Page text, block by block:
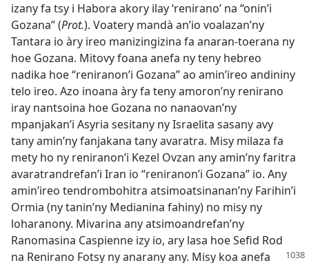
izany fa tsy i Habora akory ilay ‘renirano’ na “onin’i
Gozana” (Prot.). Voatery mandà an’io voalazan’ny
Tantara io àry ireo manizingizina fa anaran-toerana ny
hoe Gozana. Mitovy foana anefa ny teny hebreo
nadika hoe “reniranon’i Gozana” ao amin’ireo andininy
telo ireo. Azo inoana àry fa teny amoron’ny renirano
iray nantsoina hoe Gozana no nanaovan’ny
mpanjakan’i Asyria sesitany ny Israelita sasany avy
tany amin’ny fanjakana tany avaratra. Misy milaza fa
mety ho ny reniranon’i Kezel Ovzan any amin’ny faritra
avaratrandrefan’i Iran io “reniranon’i Gozana” io. Any
amin’ireo tendrombohitra atsimoatsinanan’ny Farihin’i
Ormia (ny tanin’ny Medianina fahiny) no misy ny
loharanony. Mivarina any atsimoandrefan’ny
Ranomasina Caspienne izy io, ary lasa hoe Sefid Rod
na Renirano Fotsy ny anarany any. Misy koa anefa